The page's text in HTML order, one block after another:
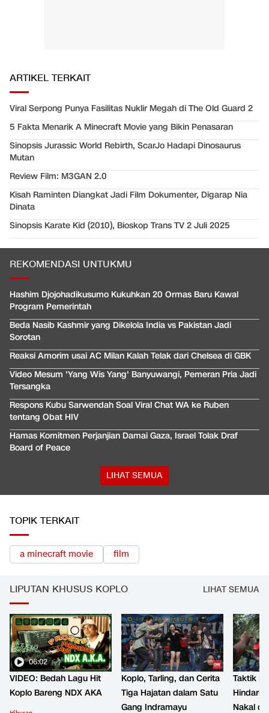
ARTIKEL TERKAIT
Viral Serpong Punya Fasilitas Nuklir Megah di The Old Guard 2
5 Fakta Menarik A Minecraft Movie yang Bikin Penasaran
Sinopsis Jurassic World Rebirth, ScarJo Hadapi Dinosaurus
Mutan
Review Film: M3GAN 2.0
Kisah Raminten Diangkat Jadi Film Dokumenter, Digarap Nia
Dinata
Sinopsis Karate Kid (2010), Bioskop Trans TV 2 Juli 2025
REKOMENDASI UNTUKMU
Hashim Djojohadikusumo Kukuhkan 20 Ormas Baru Kawal
Program Pemerintah
Beda Nasib Kashmir yang Dikelola India vs Pakistan Jadi
Sorotan
Reaksi Amorim usai AC Milan Kalah Telak dari Chelsea di GBK
Video Mesum 'Yang Wis Yang' Banyuwangi, Pemeran Pria Jadi
Tersangka
Respons Kubu Sarwendah Soal Viral Chat WA ke Ruben
tentang Obat HIV
Hamas Komitmen Perjanjian Damai Gaza, Israel Tolak Draf
Board of Peace
LIHAT SEMUA
TOPIK TERKAIT
a minecraft movie film
LIPUTAN KHUSUS KOPLO LIHAT SEMUA
06:02
VIDEO: Bedah Lagu Hit
Koplo Bareng NDX AKA
Koplo, Tarling, dan Cerita
Tiga Hajatan dalam Satu
Gang Indramayu
Taktik
Hindari
Nakal